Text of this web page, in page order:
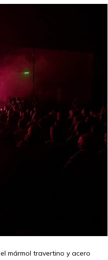
mármol travertino y acero